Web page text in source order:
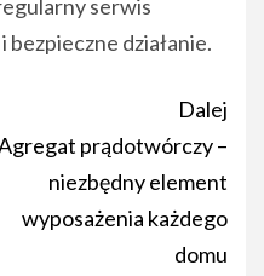
serwis
działanie.
Dalej
prądotwórczy –
niezbędny element
wyposażenia każdego
domu